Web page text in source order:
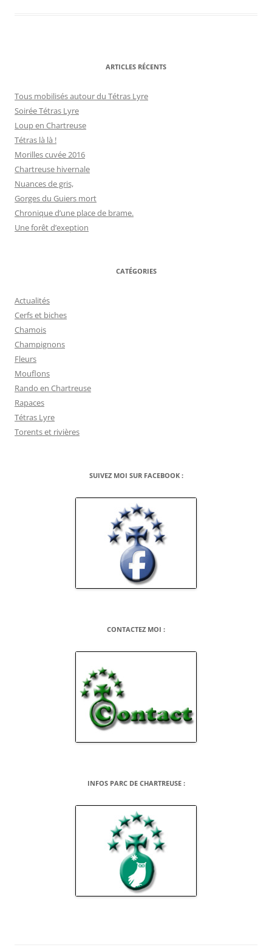
ARTICLES RÉCENTS
Tous mobilisés autour du Tétras Lyre
Soirée Tétras Lyre
Loup en Chartreuse
Tétras là là !
Morilles cuvée 2016
Chartreuse hivernale
Nuances de gris,
Gorges du Guiers mort
Chronique d’une place de brame.
Une forêt d’exeption
CATÉGORIES
Actualités
Cerfs et biches
Chamois
Champignons
Fleurs
Mouflons
Rando en Chartreuse
Rapaces
Tétras Lyre
Torents et rivières
SUIVEZ MOI SUR FACEBOOK :
CONTACTEZ MOI :
INFOS PARC DE CHARTREUSE :